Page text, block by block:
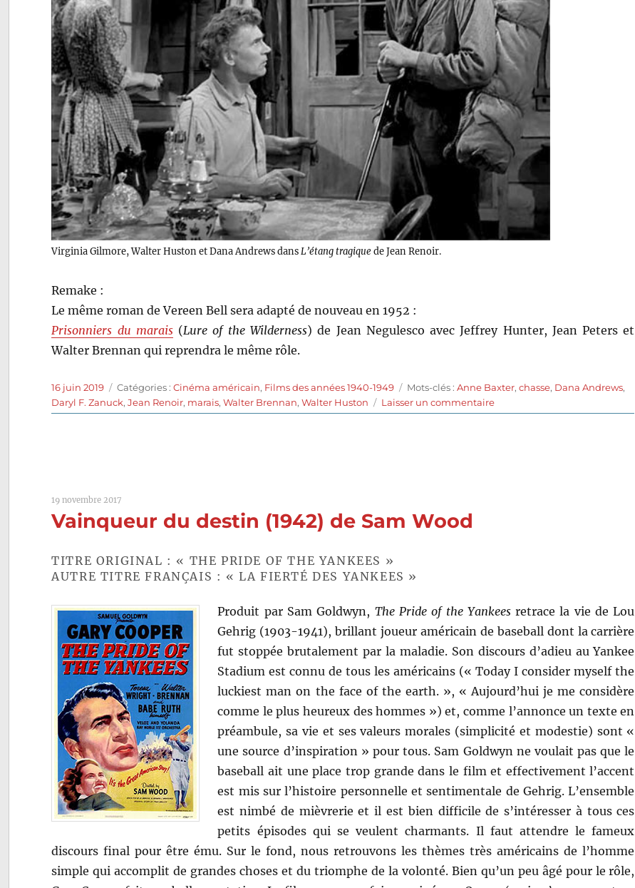
Virginia Gilmore, Walter Huston et Dana Andrews dans L’étang tragiquede Jean Renoir.
Remake :
Le même roman de Vereen Bell sera adapté de nouveau en 1952 :
Prisonniers du marais(Lure of the Wilderness) de Jean Negulesco avec Jeffrey Hunter, Jean Peters et
Walter Brennan qui reprendra le même rôle.
Publié
le
16 juin 2019 Catégories
Catégories :Cinéma américain, Films des années 1940-1949 Étiquettes
Mots-clés :Anne Baxter,chasse, Dana Andrews,
Daryl F. Zanuck,Jean Renoir, marais,Walter Brennan,Walter Huston Laisser un commentairesur
L’étang
19 novembre 2017
Vainqueur du destin (1942) de Sam Wood
TITRE ORIGINAL : « THE PRIDE OF THE YANKEES »
AUTRE TITRE FRANÇAIS : « LA FIERTÉ DES YANKEES »
Produit par Sam Goldwyn, The Pride of the Yankeesretrace la vie de Lou
Gehrig (1903-1941), brillant joueur américain de baseball dont la carrière
fut stoppée brutalement par la maladie. Son discours d’adieu au Yankee
Stadium est connu de tous les américains (« Today I consider myself the
luckiest man on the face of the earth. », « Aujourd’hui je me considère
comme le plus heureux des hommes ») et, comme l’annonce un texte en
préambule, sa vie et ses valeurs morales (simplicité et modestie) sont «
une source d’inspiration » pour tous. Sam Goldwyn ne voulait pas que le
baseball ait une place trop grande dans le film et effectivement l’accent
est mis sur l’histoire personnelle et sentimentale de Gehrig. L’ensemble
est nimbé de mièvrerie et il est bien difficile de s’intéresser à tous ces
petits épisodes qui se veulent charmants. Il faut attendre le fameux
discours final pour être ému. Sur le fond, nous retrouvons les thèmes très américains de l’homme
simple qui accomplit de grandes choses et du triomphe de la volonté. Bien qu’un peu âgé pour le rôle,